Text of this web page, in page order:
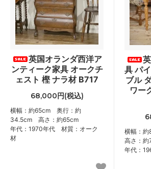
英国オランダ西洋ア
ンティーク家具 オークチ
ェスト 樫 ナラ材 B717
68,000円(税込)
横幅：約65cm 奥行：約
34.5cm 高さ：約65cm
年代：1970年代 材質：オーク
材
具 パ
ブル
ワー
横幅：
高さ：約
年代：